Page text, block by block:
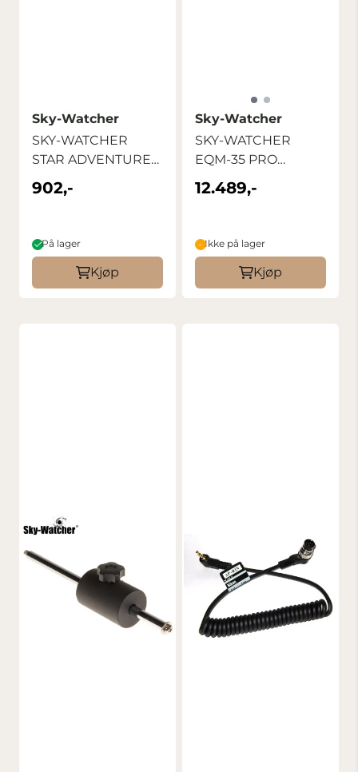
Sky-Watcher
SKY-WATCHER
STAR ADVENTURER
L-BRACKET
902,-
På lager
Kjøp
Sky-Watcher
SKY-WATCHER
EQM-35 PRO
SYNSCAN
MONTASJE
12.489,-
Ikke på lager
Kjøp